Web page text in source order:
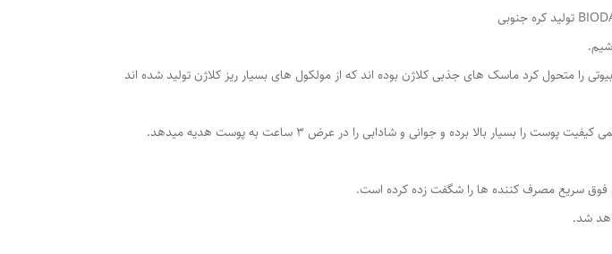
را متحول کرد ماسک های جذبی کلاژن بوده اند که از مولکول های بسیار ریز کلاژن تولید شده اند
بسیار بالا برده و جوانی و شادابی را در عرض 3 ساعت به پوست هدیه میدهد.
فوق سریع مصرف کننده ها را شگفت زده کرده است.
شد.